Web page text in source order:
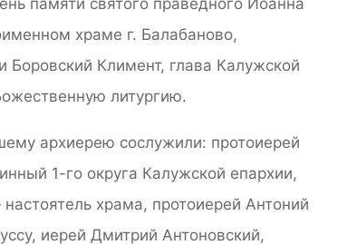
храме г. Балабаново,
Боровский Климент, глава Калужской
литургию.
архиерею сослужили: протоиерей
1-го округа Калужской епархии,
храма, протоиерей Антоний
иерей Дмитрий Антоновский,